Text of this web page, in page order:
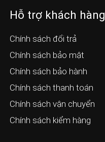
Hỗ trợ khách hàng
Chính sách đổi trả
Chính sách bảo mật
Chính sách bảo hành
Chính sách thanh toán
Chính sách vận chuyển
Chính sách kiểm hàng